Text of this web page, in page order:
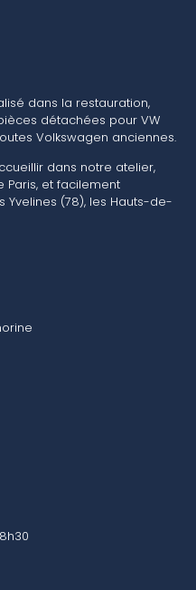
dans la restauration,
détachées pour VW
Volkswagen anciennes.
dans notre atelier,
Paris, et facilement
Yvelines (78), les Hauts-de-